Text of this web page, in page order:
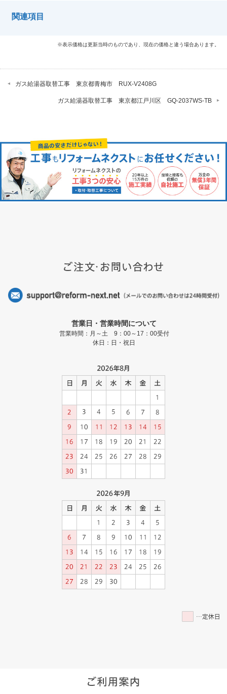
関連項目
※表示価格は更新当時のものであり、現在の価格と違う場合あります。
ガス給湯器取替工事 東京都青梅市 RUX-V2408G
ガス給湯器取替工事 東京都江戸川区 GQ-2037WS-TB
営業日・営業時間について
営業時間：月～土 9：00～17：00受付
休日：日・祝日